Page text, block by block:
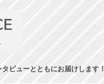
ビューとともにお届けします！